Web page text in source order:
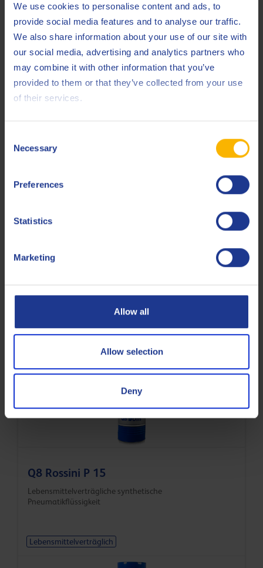
We use cookies to personalise content and ads, to
provide social media features and to analyse our traffic.
We also share information about your use of our site with
our social media, advertising and analytics partners who
may combine it with other information that you’ve
provided to them or that they’ve collected from your use
of their services.
Selection
Necessary
Preferences
Statistics
Marketing
Allow all
Allow selection
Deny
Verwandte Produkte
Hochqualitative lebensmittelverträgliche
Lebensmittelverträglich
Q8 Rossini P 15
Lebensmittelverträgliche synthetische
Pneumatikflüssigkeit
Lebensmittelverträglich